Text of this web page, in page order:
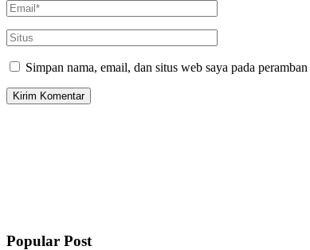
Simpan nama, email, dan situs web saya pada
Popular Post